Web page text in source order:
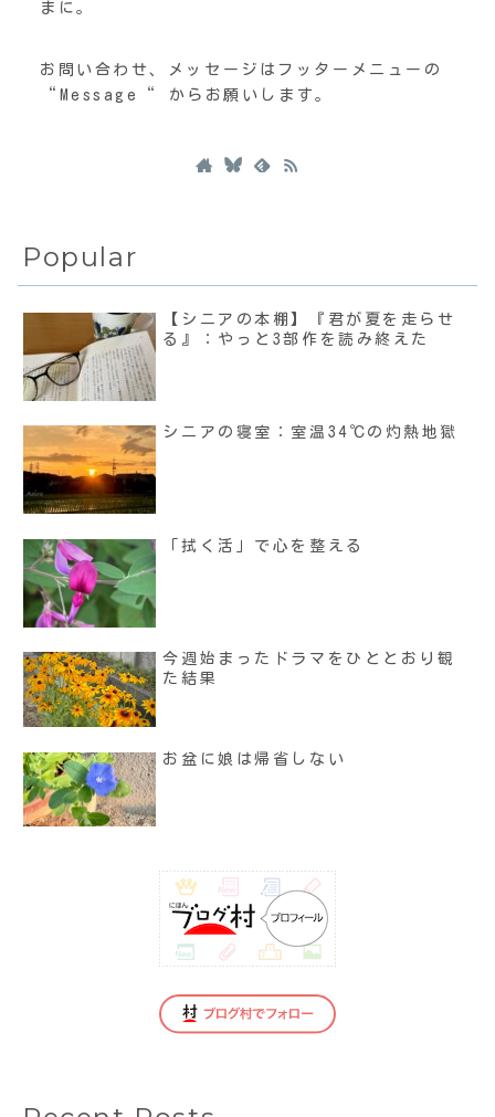
まに。
お問い合わせ、メッセージはフッターメニューの
“Message“ からお願いします。
Popular
【シニアの本棚】『君が夏を走らせ
る』：やっと3部作を読み終えた
シニアの寝室：室温34℃の灼熱地獄
「拭く活」で心を整える
今週始まったドラマをひととおり観
た結果
お盆に娘は帰省しない